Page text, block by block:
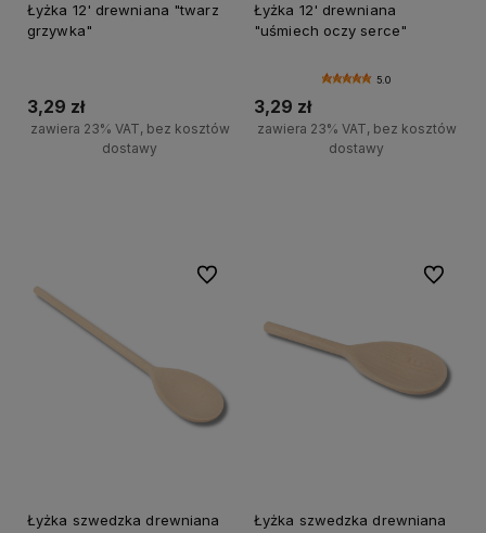
Łyżka 12' drewniana "twarz
grzywka"
3,29 zł
zawiera 23% VAT, bez kosztów
dostawy
Łyżka 12' drewniana
"uśmiech oczy serce"
5.0
3,29 zł
zawiera 23% VAT, bez kosztów
dostawy
Łyżka szwedzka drewniana
Do ulubionych
Łyżka szwedzka drewniana
Do